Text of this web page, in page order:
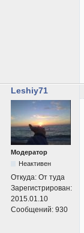
Leshiy71
Модератор
Неактивен
Откуда: От туда
Зарегистрирован:
2015.01.10
Сообщений: 930